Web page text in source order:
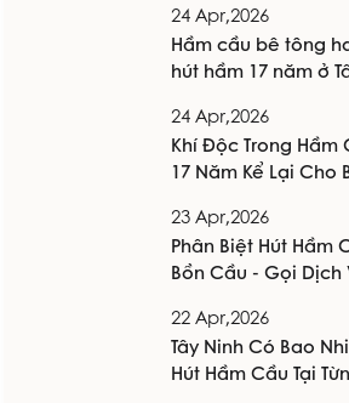
24 Apr,2026
Hầm cầu bê tông
hút hầm 17 năm ở
24 Apr,2026
Khí Độc Trong Hầm
17 Năm Kể Lại Cho
23 Apr,2026
Phân Biệt Hút Hầm
Bồn Cầu - Gọi
22 Apr,2026
Tây Ninh Có Bao
Hút Hầm Cầu Tại